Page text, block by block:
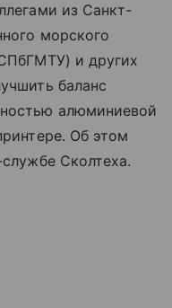
из Санкт-
морского
и других
баланс
алюминиевой
Об этом
Сколтеха.